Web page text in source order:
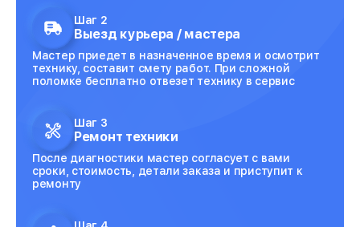
Шаг 2
Выезд курьера / мастера
Мастер приедет в назначенное время и осмотрит
технику, составит смету работ. При сложной
поломке бесплатно отвезет технику в сервис
Шаг 3
Ремонт техники
После диагностики мастер согласует с вами
сроки, стоимость, детали заказа и приступит к
ремонту